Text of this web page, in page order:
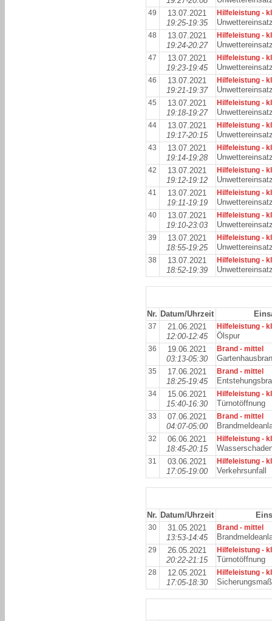
49
13.07.2021
19:25-19:35
Hilfeleistung -
48
13.07.2021
19:24-20:27
Hilfeleistung -
47
13.07.2021
19:23-19:45
Hilfeleistung -
46
13.07.2021
19:21-19:37
Hilfeleistung -
45
13.07.2021
19:18-19:27
Hilfeleistung -
44
13.07.2021
19:17-20:15
Hilfeleistung -
43
13.07.2021
19:14-19:28
Hilfeleistung -
42
13.07.2021
19:12-19:12
Hilfeleistung -
41
13.07.2021
19:11-19:19
Hilfeleistung -
40
13.07.2021
19:10-23:03
Hilfeleistung -
39
13.07.2021
18:55-19:25
Hilfeleistung -
38
13.07.2021
18:52-19:39
Hilfeleistung -
Nr. Datum/Uhrzeit
37
21.06.2021
12:00-12:45
Hilfeleistung -
Ölspur
36
19.06.2021
03:13-05:30
Brand - mittel
35
17.06.2021
18:25-19:45
Brand - mittel
34
15.06.2021
15:40-16:30
Hilfeleistung -
Türnotöffnung
33
07.06.2021
04:07-05:00
Brand - mittel
32
06.06.2021
18:45-20:15
Hilfeleistung -
31
03.06.2021
17:05-19:00
Hilfeleistung -
Verkehrsunfall
Nr. Datum/Uhrzeit
30
31.05.2021
13:53-14:45
Brand - mittel
29
26.05.2021
20:22-21:15
Hilfeleistung -
Türnotöffnung
28
12.05.2021
17:05-18:30
Hilfeleistung -